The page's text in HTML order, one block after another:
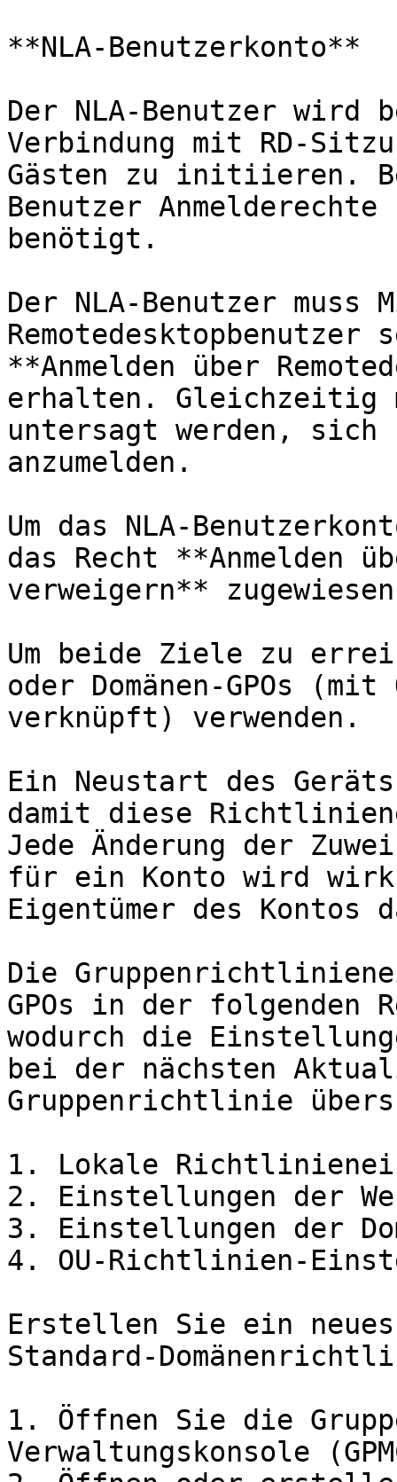
**NLA-Benutzerkonto**
Der NLA-Benutzer wird
Verbindung mit RD-
Gästen zu initiieren.
Benutzer
benötigt.
Der NLA-Benutzer
**Anmelden über
erhalten. Gleichzeitig
untersagt werden, sich
anzumelden.
Um das NLA-
das Recht **Anmelden
verweigern**
Um beide Ziele zu
oder Domänen-GPOs (mit
verknüpft) verwenden.
Ein Neustart des
damit diese
Jede Änderung der
für ein Konto wird
Eigentümer des Kontos
Die
GPOs in der folgenden
wodurch die
bei der nächsten
Gruppenrichtlinie
1. Lokale
2. Einstellungen der
3. Einstellungen der
4. OU-Richtlinien-
Erstellen Sie ein neues
Standard-
1. Öffnen Sie die
Verwaltungskonsole